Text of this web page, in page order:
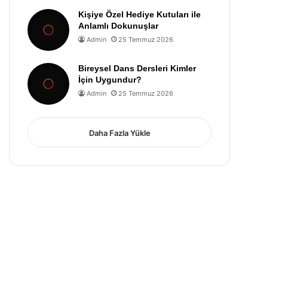
Kişiye Özel Hediye Kutuları ile
Anlamlı Dokunuşlar
Admin 25 Temmuz 2026
Bireysel Dans Dersleri Kimler
İçin Uygundur?
Admin 25 Temmuz 2026
Daha Fazla Yükle